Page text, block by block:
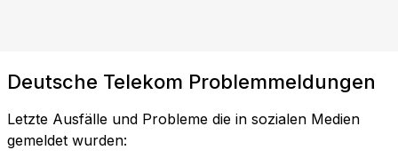
Deutsche Telekom Problemmeldungen
Letzte Ausfälle und Probleme die in sozialen Medien
gemeldet wurden: